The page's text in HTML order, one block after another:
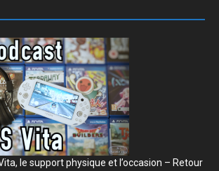
le support physique et l’occasion – Retour